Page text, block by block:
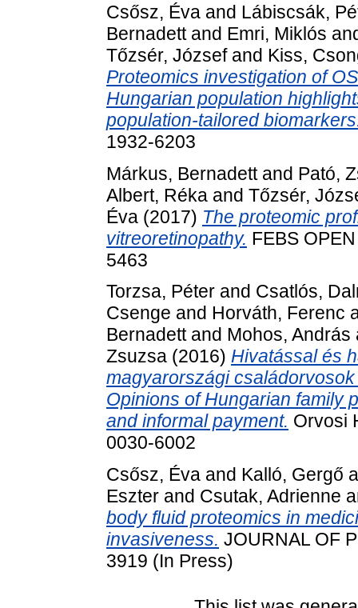
Csősz, Éva and Lábiscsák,
Bernadettand Emri, Miklós
Tőzsér, Józsefand Kiss,
Proteomics investigation of
Hungarian population
population-tailored
1932-6203
Márkus, Bernadettand Pató,
Albert, Réka and Tőzsér,
Éva (2017) The proteomic
vitreoretinopathy. FEBS
5463
Torzsa, Péter and Csatlós,
Csenge and Horváth, Ferenc
Bernadettand Mohos, András
Zsuzsa (2016) Hivatással és
magyarországi
Opinions of Hungarian family
and informal payment. Orvosi
0030-6002
Csősz, Éva and Kalló, Gergő
Eszter and Csutak, Adrienne
body fluid proteomics in
invasiveness. JOURNAL OF
3919 (In Press)